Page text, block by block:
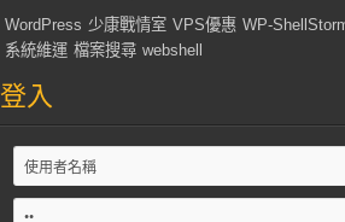
WordPress 少康戰情室 VPS優惠 WP-
系統維運 檔案搜尋 webshell
登入